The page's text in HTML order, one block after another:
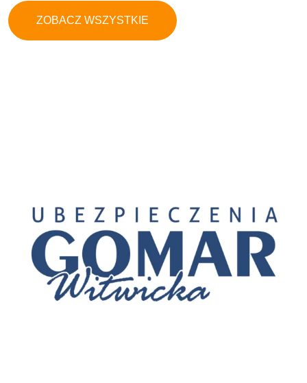
ZOBACZ WSZYSTKIE